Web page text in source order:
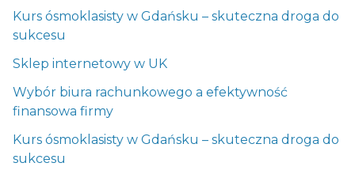
Kurs ósmoklasisty w Gdańsku – skuteczna droga do
sukcesu
Sklep internetowy w UK
Wybór biura rachunkowego a efektywność
finansowa firmy
Kurs ósmoklasisty w Gdańsku – skuteczna droga do
sukcesu